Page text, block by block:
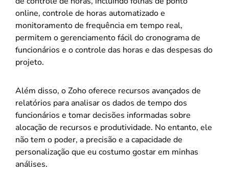
online, controle de horas automatizado e
monitoramento de frequência em tempo real,
permitem o gerenciamento fácil do cronograma de
funcionários e o controle das horas e das despesas do
projeto.
Além disso, o Zoho oferece recursos avançados de
relatórios para analisar os dados de tempo dos
funcionários e tomar decisões informadas sobre
alocação de recursos e produtividade. No entanto, ele
não tem o poder, a precisão e a capacidade de
personalização que eu costumo gostar em minhas
análises.